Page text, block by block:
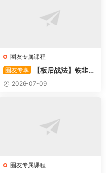
圈友专属课程
圈友专享
【板后战法】铁韭菜
板后强势战法
2026-07-09
圈友专属课程